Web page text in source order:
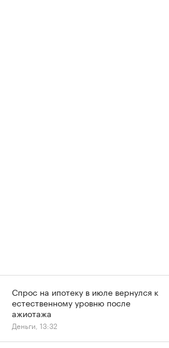
Спрос на ипотеку в июле вернулся к
естественному уровню после
ажиотажа
Деньги, 13:32